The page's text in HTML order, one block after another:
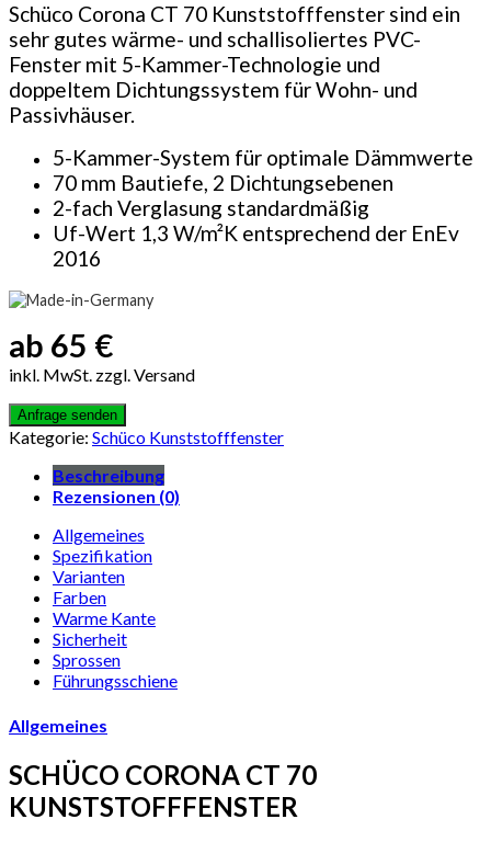
Schüco Corona CT 70 Kunststofffenster sind ein
sehr gutes wärme- und schallisoliertes PVC-
Fenster mit 5-Kammer-Technologie und
doppeltem Dichtungssystem für Wohn- und
Passivhäuser.
5-Kammer-System für optimale Dämmwerte
70 mm Bautiefe, 2 Dichtungsebenen
2-fach Verglasung standardmäßig
Uf-Wert 1,3 W/m²K entsprechend der EnEv
2016
ab 65 €
inkl. MwSt. zzgl. Versand
Kategorie: Schüco Kunststofffenster
Beschreibung
Rezensionen (0)
Allgemeines
Spezifikation
Varianten
Farben
Warme Kante
Sicherheit
Sprossen
Führungsschiene
Allgemeines
SCHÜCO CORONA CT 70
KUNSTSTOFFFENSTER